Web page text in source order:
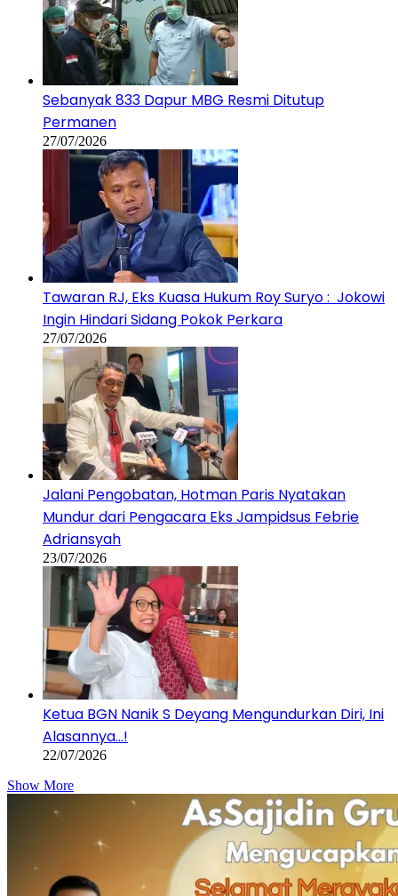
Sebanyak 833 Dapur MBG Resmi Ditutup
Permanen
27/07/2026
Tawaran RJ, Eks Kuasa Hukum Roy Suryo : Jokowi
Ingin Hindari Sidang Pokok Perkara
27/07/2026
Jalani Pengobatan, Hotman Paris Nyatakan
Mundur dari Pengacara Eks Jampidsus Febrie
Adriansyah
23/07/2026
Ketua BGN Nanik S Deyang Mengundurkan Diri, Ini
Alasannya…!
22/07/2026
Show More